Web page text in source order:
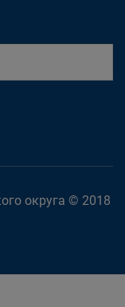
округа © 2018